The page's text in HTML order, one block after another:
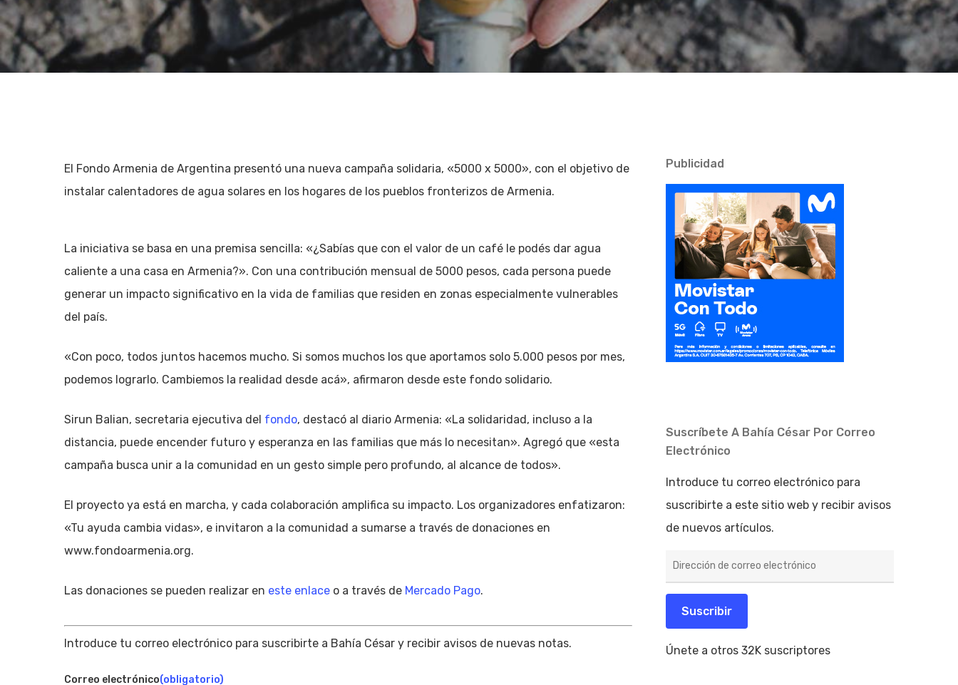
El Fondo Armenia de Argentina presentó una nueva campaña solidaria, «5000 x 5000», con el objetivo de
instalar calentadores de agua solares en los hogares de los pueblos fronterizos de Armenia.
La iniciativa se basa en una premisa sencilla: «¿Sabías que con el valor de un café le podés dar agua
caliente a una casa en Armenia?». Con una contribución mensual de 5000 pesos, cada persona puede
generar un impacto significativo en la vida de familias que residen en zonas especialmente vulnerables
del país.
«Con poco, todos juntos hacemos mucho. Si somos muchos los que aportamos solo 5.000 pesos por mes,
podemos lograrlo. Cambiemos la realidad desde acá», afirmaron desde este fondo solidario.
Sirun Balian, secretaria ejecutiva del fondo, destacó al diario Armenia: «La solidaridad, incluso a la
distancia, puede encender futuro y esperanza en las familias que más lo necesitan». Agregó que «esta
campaña busca unir a la comunidad en un gesto simple pero profundo, al alcance de todos».
El proyecto ya está en marcha, y cada colaboración amplifica su impacto. Los organizadores enfatizaron:
«Tu ayuda cambia vidas», e invitaron a la comunidad a sumarse a través de donaciones en
www.fondoarmenia.org.
Las donaciones se pueden realizar en este enlace o a través de Mercado Pago.
Introduce tu correo electrónico para suscribirte a Bahía César y recibir avisos de nuevas notas.
Correo electrónico(obligatorio)
Publicidad
Suscríbete A Bahía César Por Correo
Electrónico
Introduce tu correo electrónico para
suscribirte a este sitio web y recibir avisos
de nuevos artículos.
de
electrónico
Suscribir
Únete a otros 32K suscriptores